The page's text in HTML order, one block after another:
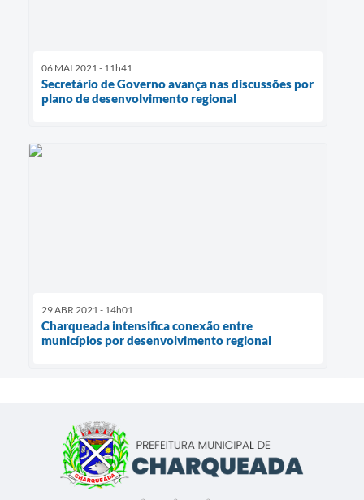
06 MAI 2021 - 11h41
Secretário de Governo avança nas discussões por
plano de desenvolvimento regional
29 ABR 2021 - 14h01
Charqueada intensifica conexão entre
municípios por desenvolvimento regional